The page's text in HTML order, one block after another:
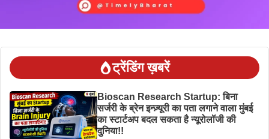
ट्रेंडिंग ख़बरें
Bioscan Research Startup: बिना
सर्जरी के ब्रेन इन्ज़्यूरी का पता लगाने वाला मुंबई
का स्टार्टअप बदल सकता है न्यूरोलॉजी की
दुनिया!!